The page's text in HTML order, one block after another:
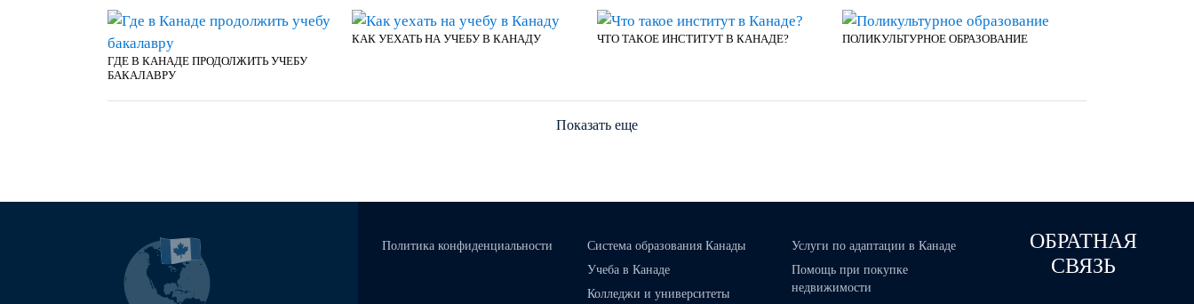
ГДЕ В КАНАДЕ ПРОДОЛЖИТЬ УЧЕБУ
БАКАЛАВРУ
КАК УЕХАТЬ НА УЧЕБУ В КАНАДУ ЧТО ТАКОЕ ИНСТИТУТ В КАНАДЕ? ПОЛИКУЛЬТУРНОЕ ОБРАЗОВАНИЕ
Показать еще
Политика конфиденциальности
Система образования Канады
Учеба в Канаде
Колледжи и университеты
Услуги по адаптации в Канаде
Помощь при покупке
недвижимости
ОБРАТНАЯ
СВЯЗЬ